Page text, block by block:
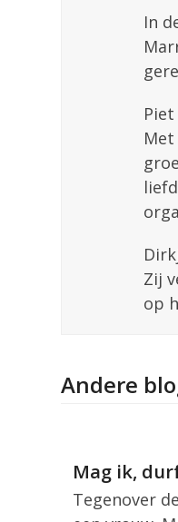
In
Zij
op
Andere
Mag ik,
Tegenover